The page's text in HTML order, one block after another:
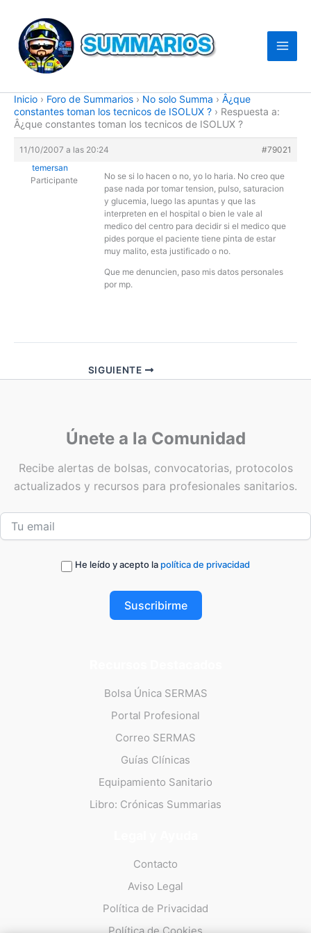
contenido
Inicio › Foro de Summarios › No solo Summa › Â¿que
constantes toman los tecnicos de ISOLUX ? › Respuesta a:
Â¿que constantes toman los tecnicos de ISOLUX ?
11/10/2007 a las 20:24
#79021
temersan
Participante
No se si lo hacen o no, yo lo haria. No creo que
pase nada por tomar tension, pulso, saturacion
y glucemia, luego las apuntas y que las
interpreten en el hospital o bien le vale al
medico del centro para decidir si el medico que
pides porque el paciente tiene pinta de estar
muy malito, esta justificado o no.
Que me denuncien, paso mis datos personales
por mp.
SIGUIENTE
Únete a la Comunidad
Recibe alertas de bolsas, convocatorias, protocolos
actualizados y recursos para profesionales sanitarios.
He leído y acepto la política de privacidad
Suscribirme
Bolsa Única SERMAS
Portal Profesional
Correo SERMAS
Guías Clínicas
Equipamiento Sanitario
Libro: Crónicas Summarias
Contacto
Aviso Legal
Política de Privacidad